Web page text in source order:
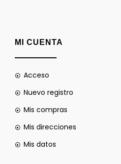
MI CUENTA
Acceso
Nuevo registro
Mis compras
Mis direcciones
Mis datos